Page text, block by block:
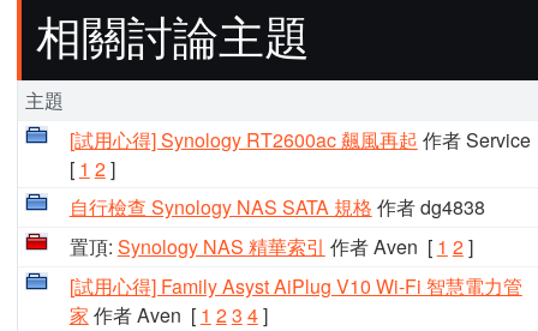
相關討論主題
主題
[試用心得] Synology RT2600ac 飆風再起 作者 Service
[ 1 2]
自行檢查 Synology NAS SATA 規格 作者 dg4838
置頂: Synology NAS 精華索引 作者 Aven [ 1 2]
[試用心得] Family Asyst AiPlug V10 Wi-Fi 智慧電力管
家 作者 Aven [ 1 23 4]